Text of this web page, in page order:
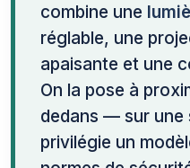
combine une
réglable, une
apaisante et une
On la pose à
dedans — sur une
privilégie un